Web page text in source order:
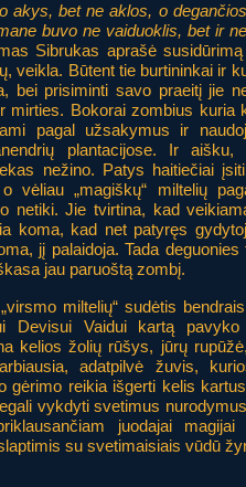
akys, bet ne aklos, o
buvo ne vaiduoklis, bet ir
Sibrukas aprašė
veikla. Būtent tie burtininkai ir
bei prisiminti savo praeitį jie
mirties. Bokorai zombius kuria
pagal užsakymus ir
plantacijose. Ir aišku,
nežino. Patys haitiečiai
vėliau „magiškų“ miltelių
netiki. Jie tvirtina, kad
koma, kad net patyręs
jį palaidoja. Tada deguonies
jau paruoštą zombį.
miltelių“ sudėtis
Devisui Vaidui kartą
kelios žolių rūšys, jūrų
adatpilvė žuvis,
gėrimo reikia išgerti kelis
vykdyti svetimus
juodajai magijai
su svetimaisiais vūdū